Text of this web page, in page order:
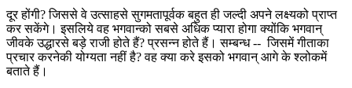
दूर होंगी? जिससे वे उत्साहसे सुगमतापूर्वक बहुत ही जल्दी अपने लक्ष्यको प्राप्त
कर सकेंगे। इसलिये वह भगवान्को सबसे अधिक प्यारा होगा क्योंकि भगवान्
जीवके उद्धारसे बड़े राजी होते हैं? प्रसन्न होते हैं। सम्बन्ध -- जिसमें गीताका
प्रचार करनेकी योग्यता नहीं है? वह क्या करे इसको भगवान् आगे के श्लोकमें
बताते हैं।